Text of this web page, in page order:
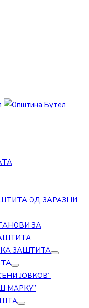
ОД ЗАРАЗНИ
ЗА
ЗАШТИТА
ЈОВКОВ”
МАРКУ”